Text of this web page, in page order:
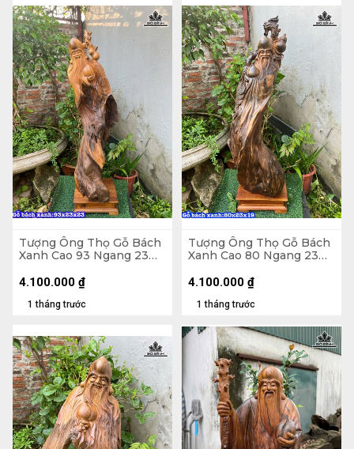
Tượng Ông Thọ Gỗ Bách
Xanh Cao 93 Ngang 23
1 tháng trước
4.100.000 ₫
Tượng Ông Thọ Gỗ Bách
Xanh Cao 80 Ngang 23
1 tháng trước
4.100.000 ₫